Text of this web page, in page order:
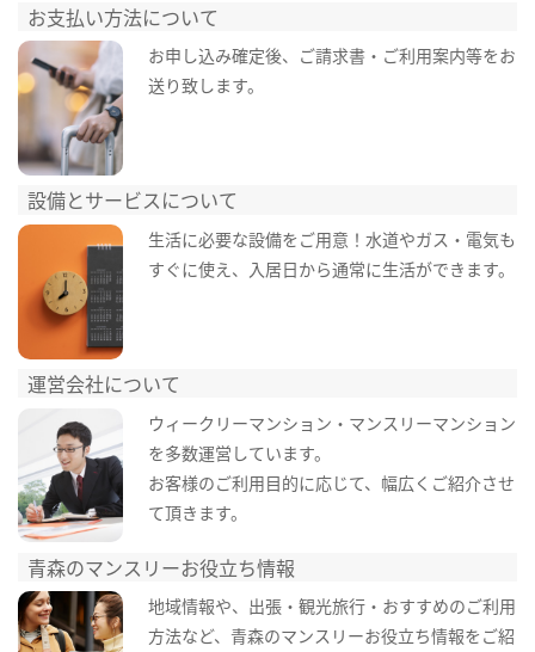
お支払い方法について
お申し込み確定後、ご請求書・ご利用案内等をお
送り致します。
設備とサービスについて
生活に必要な設備をご用意！水道やガス・電気も
すぐに使え、入居日から通常に生活ができます。
運営会社について
ウィークリーマンション・マンスリーマンション
を多数運営しています。
お客様のご利用目的に応じて、幅広くご紹介させ
て頂きます。
青森のマンスリーお役立ち情報
地域情報や、出張・観光旅行・おすすめのご利用
方法など、青森のマンスリーお役立ち情報をご紹